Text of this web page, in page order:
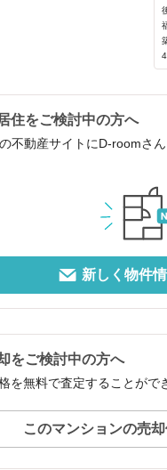
住をご検討中の方へ
不動産サイトにD-roomさ
新しく物件
をご検討中の方へ
を無料で査定することがで
このマンションの売却